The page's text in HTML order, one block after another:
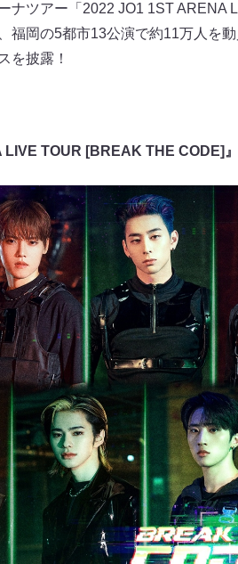
ナツアー「2022 JO1 1ST
福岡の5都市13公演で約11万人を
を披露！
LIVE TOUR [BREAK THE CODE]